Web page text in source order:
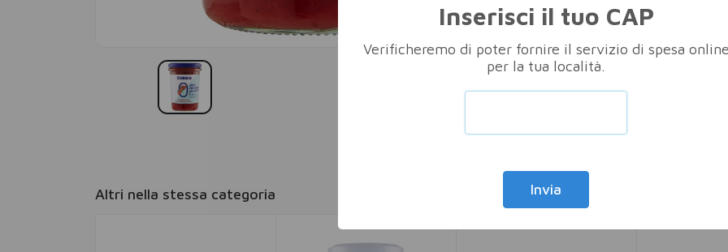
Altri nella stessa categoria
Inserisci il tuo CAP
Verificheremo di poter fornire il servizio di spesa
per la tua località.
Invia